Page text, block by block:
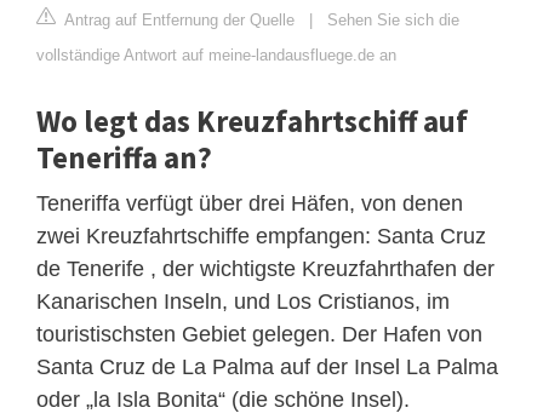
Antrag auf Entfernung der Quelle | Sehen Sie sich die
vollständige Antwort auf meine-landausfluege.de an
Wo legt das Kreuzfahrtschiff auf
Teneriffa an?
Teneriffa verfügt über drei Häfen, von denen
zwei Kreuzfahrtschiffe empfangen: Santa Cruz
de Tenerife , der wichtigste Kreuzfahrthafen der
Kanarischen Inseln, und Los Cristianos, im
touristischsten Gebiet gelegen. Der Hafen von
Santa Cruz de La Palma auf der Insel La Palma
oder „la Isla Bonita“ (die schöne Insel).